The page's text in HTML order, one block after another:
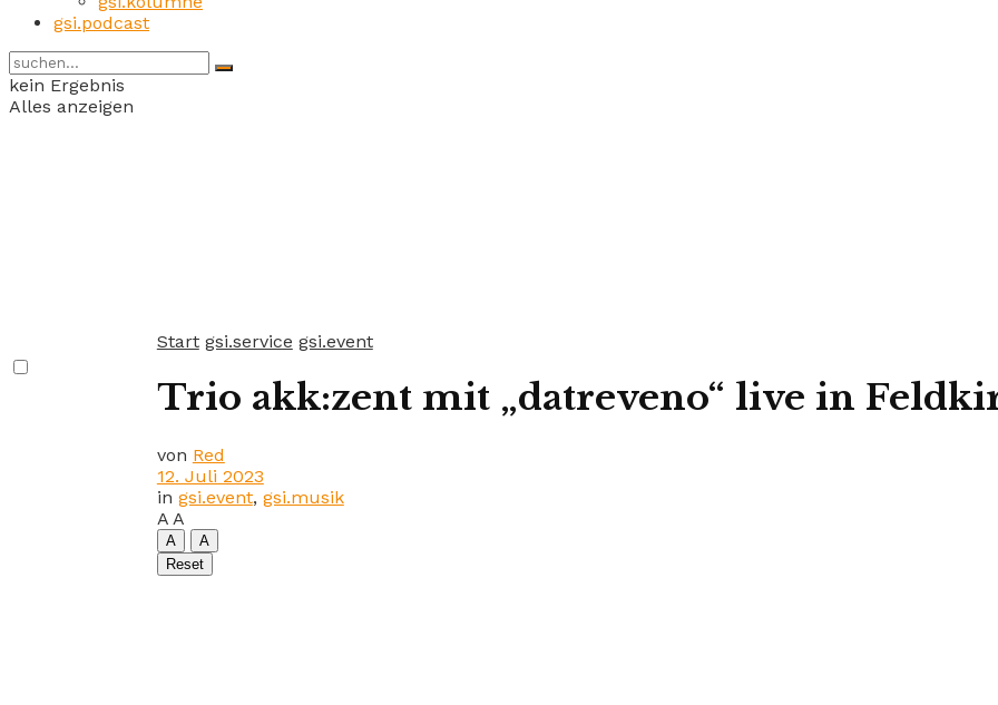
gsi.podcast
kein Ergebnis
Alles anzeigen
Start gsi.service gsi.event
Trio akk:zent mit „datreveno“ live in
von Red
12. Juli 2023
in gsi.event, gsi.musik
A A
A
A
Reset